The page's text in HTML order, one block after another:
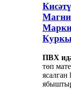
ПВХ
төп
ясалган